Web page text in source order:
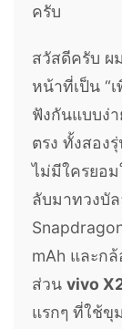
ครับ
สวัสดีครับ ผ
หน้าที่เป็น “
ฟังกันแบบง่
ตรง ทั้งสอง
ไม่มีใครยอม
ลับมาทวงบั
mAh และก
ส่วน vivo
แรกๆ ที่ใช้ขุ